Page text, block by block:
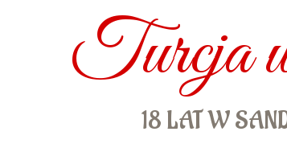
Turcja
18 LAT W